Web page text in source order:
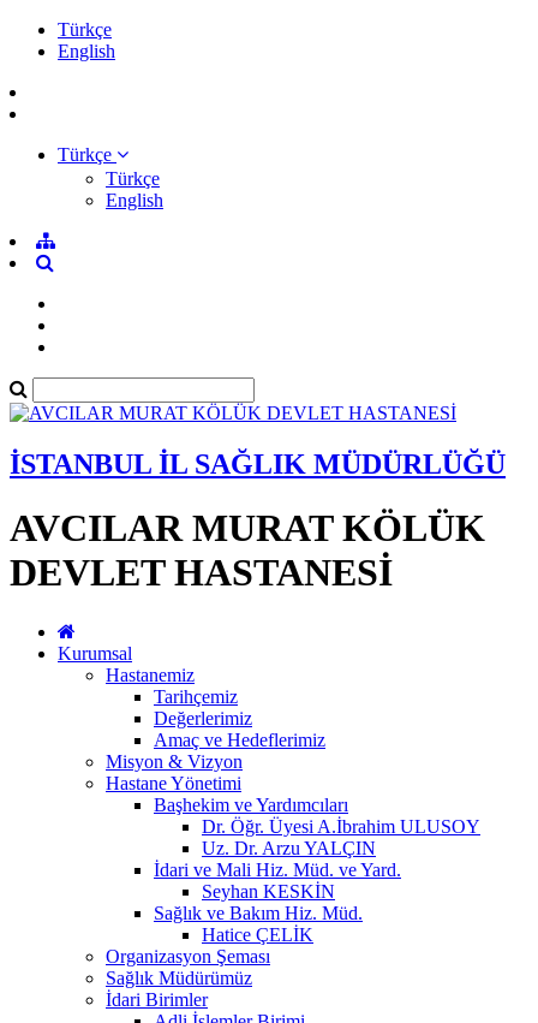
Türkçe
English
Türkçe
Türkçe
English
İSTANBUL İL SAĞLIK MÜDÜRLÜĞÜ
AVCILAR MURAT KÖLÜK
DEVLET HASTANESİ
Kurumsal
Hastanemiz
Tarihçemiz
Değerlerimiz
Amaç ve Hedeflerimiz
Misyon & Vizyon
Hastane Yönetimi
Başhekim ve Yardımcıları
Dr. Öğr. Üyesi A.İbrahim ULUSOY
Uz. Dr. Arzu YALÇIN
İdari ve Mali Hiz. Müd. ve Yard.
Seyhan KESKİN
Sağlık ve Bakım Hiz. Müd.
Hatice ÇELİK
Organizasyon Şeması
Sağlık Müdürümüz
İdari Birimler